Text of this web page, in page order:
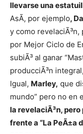
llevarse una
AsÃ­, por ejemplo,
y como
por Mejor Ciclo de
subiÃ³ al ganar
producciÃ³n
Igual, Marley, que
mundo” pero no en
la revelaciÃ³n, pero
frente a “La PeÃ±a